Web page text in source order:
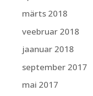
märts 2018
veebruar 2018
jaanuar 2018
september 2017
mai 2017